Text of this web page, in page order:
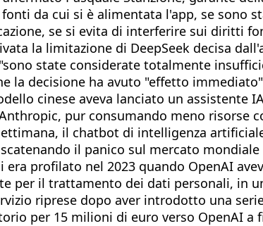
da cui si è alimentata l'app, se
se si evita di interferire sui diritti
la limitazione di DeepSeek decisa
state considerate totalmente
la decisione ha avuto "effetto
cinese aveva lanciato un assistente
pur consumando meno risorse
il chatbot di intelligenza
il panico sul mercato mondiale
era profilato nel 2023 quando OpenAI
per il trattamento dei dati personali,
riprese dopo aver introdotto una
per 15 milioni di euro verso OpenAI a